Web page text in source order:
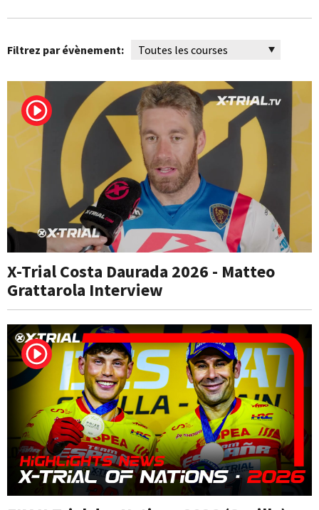
Filtrez par évènement:
X-Trial Costa Daurada 2026 - Matteo
Grattarola Interview